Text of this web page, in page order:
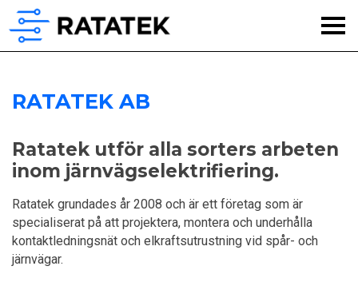
RATATEK AB
Ratatek utför alla sorters arbeten
inom järnvägselektrifiering.
Ratatek grundades år 2008 och är ett företag som är
specialiserat på att projektera, montera och underhålla
kontaktledningsnät och elkraftsutrustning vid spår- och
järnvägar.